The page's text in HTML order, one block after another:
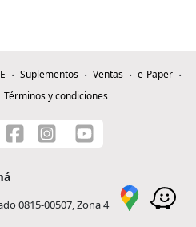
Suplementos Ventas
e-Paper
Términos y condiciones
0815-00507, Zona 4